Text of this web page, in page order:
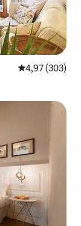
Keskmine
4,97 (303)